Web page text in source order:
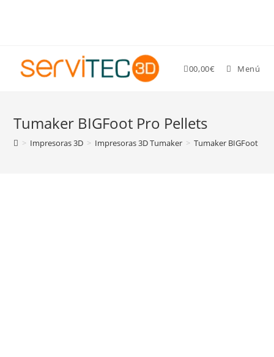
00,00€ Menú
Tumaker BIGFoot Pro Pellets
> Impresoras 3D > Impresoras 3D Tumaker > Tumaker BIGFoot